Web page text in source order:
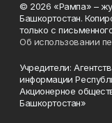
© 2026 «Рампа» –
Башкортостан.
только с
Об использовании
Учредители:
информации
Акционерное
Башкортостан»